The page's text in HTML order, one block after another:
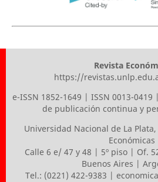
Revista
https://
e-ISSN 1852-1649 | ISSN 0013-
de publicación continua y
Universidad Nacional de La Plata,
Económicas
Calle 6 e/ 47 y 48 | 5º piso | Of.
Buenos Aires |
Tel.: (0221) 422-9383 |